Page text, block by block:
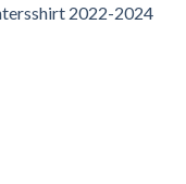
2022-2024